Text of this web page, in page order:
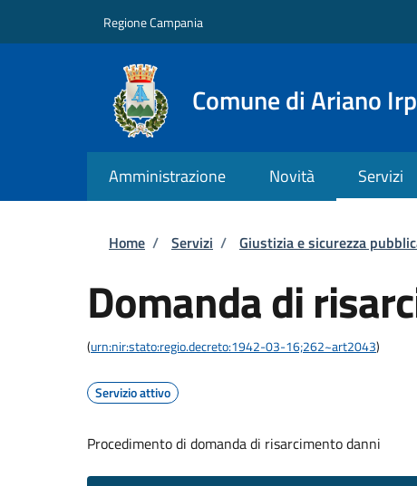
Regione Campania
Comune di Ariano
Amministrazione Novità Servizi
Briciole di pane
Home / Servizi / Giustizia e sicurezza
Domanda di
(urn:nir:stato:regio.decreto:1942-03-16;262~art2043)
Servizio attivo
Procedimento di domanda di risarcimento danni